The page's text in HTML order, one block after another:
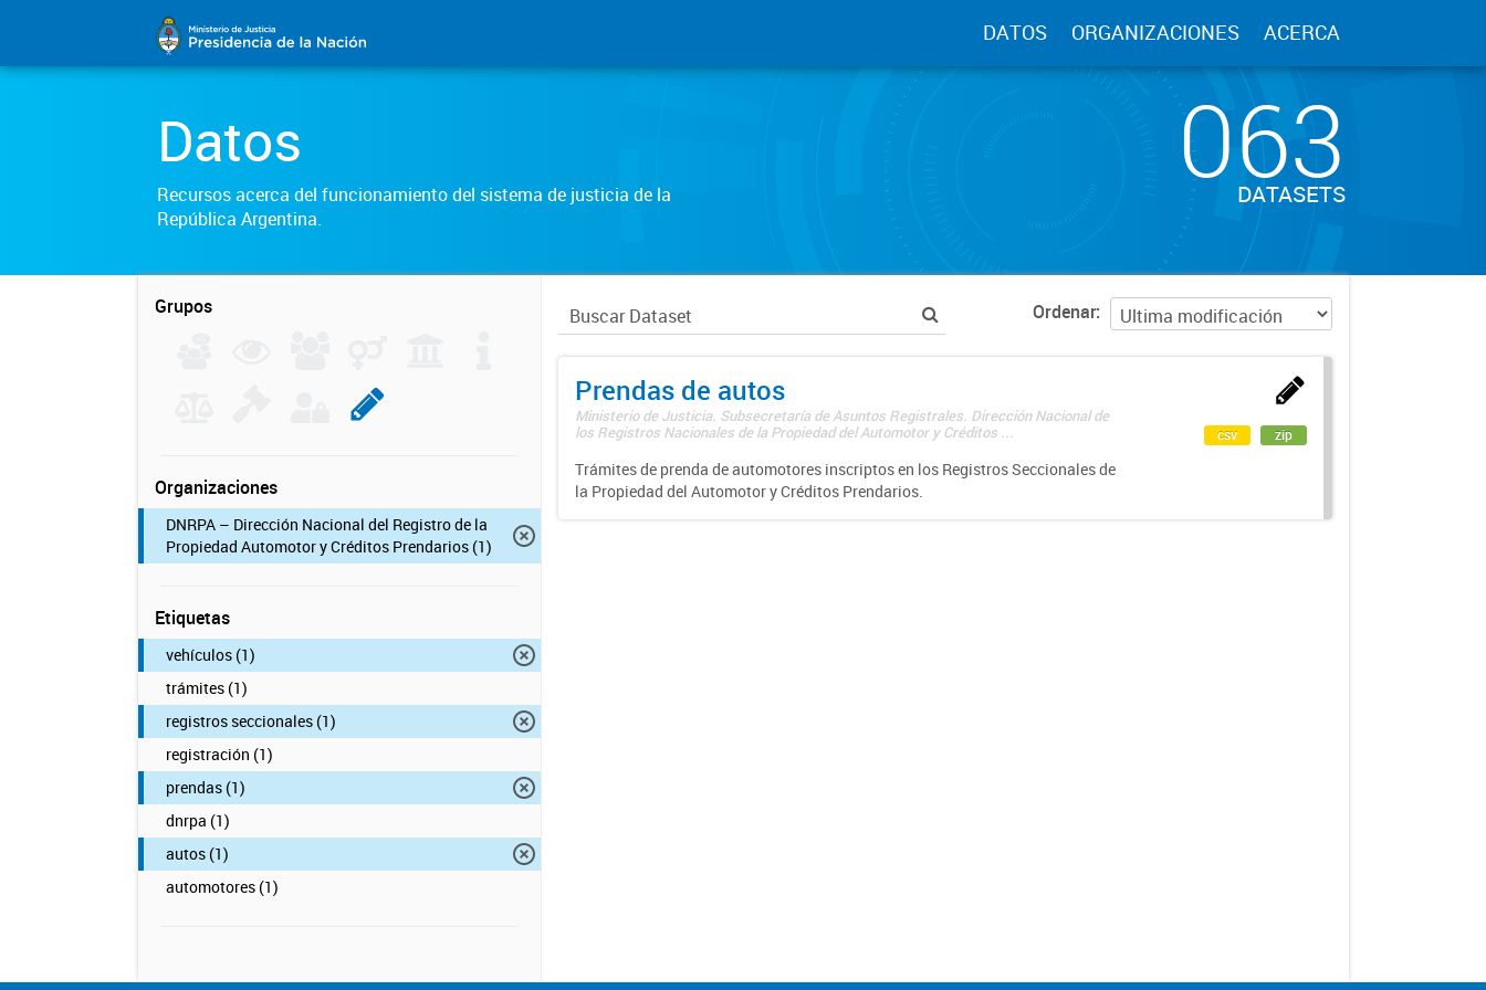
DATOS ORGANIZACIONES ACERCA
Datos
Recursos acerca del funcionamiento del sistema de justicia de la
República Argentina.
063
DATASETS
Grupos
Organizaciones
DNRPA – Dirección Nacional del Registro de la
Propiedad Automotor y Créditos Prendarios (1)
Etiquetas
vehículos (1)
trámites (1)
registros seccionales (1)
registración (1)
prendas (1)
dnrpa (1)
autos (1)
automotores (1)
Ordenar
Prendas de autos
Ministerio de Justicia. Subsecretaría de Asuntos Registrales. Dirección Nacional de
los Registros Nacionales de la Propiedad del Automotor y Créditos ...
Trámites de prenda de automotores inscriptos en los Registros Seccionales de
la Propiedad del Automotor y Créditos Prendarios.
csv zip